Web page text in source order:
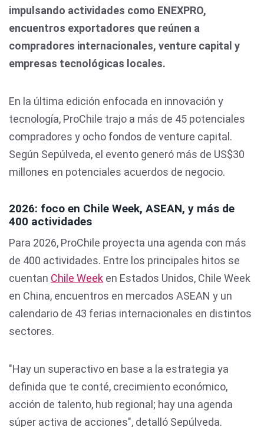
impulsando actividades como ENEXPRO,
encuentros exportadores que reúnen a
compradores internacionales, venture capital y
empresas tecnológicas locales.
En la última edición enfocada en innovación y
tecnología, ProChile trajo a más de 45 potenciales
compradores y ocho fondos de venture capital.
Según Sepúlveda, el evento generó más de US$30
millones en potenciales acuerdos de negocio.
2026: foco en Chile Week, ASEAN, y más de
400 actividades
Para 2026, ProChile proyecta una agenda con más
de 400 actividades. Entre los principales hitos se
cuentan Chile Week en Estados Unidos, Chile Week
en China, encuentros en mercados ASEAN y un
calendario de 43 ferias internacionales en distintos
sectores.
"Hay un superactivo en base a la estrategia ya
definida que te conté, crecimiento económico,
acción de talento, hub regional; hay una agenda
súper activa de acciones", detalló Sepúlveda.